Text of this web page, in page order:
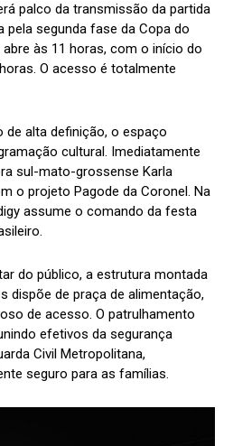
palco da transmissão da partida
pela segunda fase da Copa do
às 11 horas, com o início do
O acesso é totalmente
de alta definição, o espaço
cultural. Imediatamente
sul-mato-grossense Karla
o projeto Pagode da Coronel. Na
assume o comando da festa
do público, a estrutura montada
dispõe de praça de alimentação,
de acesso. O patrulhamento
efetivos da segurança
Civil Metropolitana,
seguro para as famílias.